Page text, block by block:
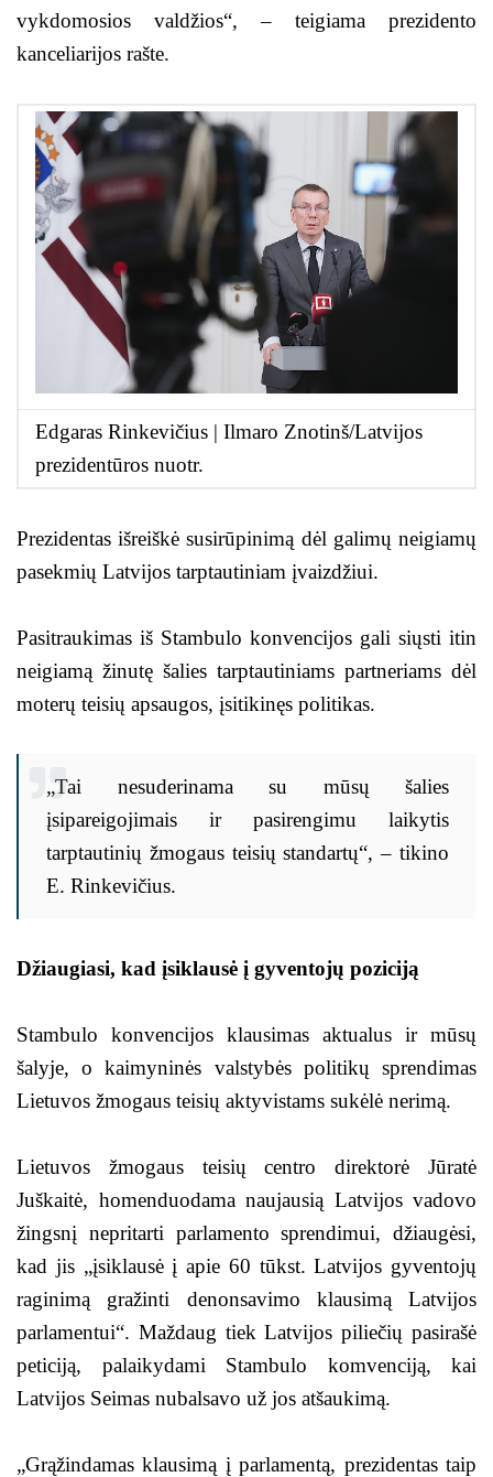
vykdomosios valdžios“, – teigiama prezidento
kanceliarijos rašte.
Edgaras Rinkevičius | Ilmaro Znotinš/Latvijos
prezidentūros nuotr.
Prezidentas išreiškė susirūpinimą dėl galimų neigiamų
pasekmių Latvijos tarptautiniam įvaizdžiui.
Pasitraukimas iš Stambulo konvencijos gali siųsti itin
neigiamą žinutę šalies tarptautiniams partneriams dėl
moterų teisių apsaugos, įsitikinęs politikas.
„Tai nesuderinama su mūsų šalies
įsipareigojimais ir pasirengimu laikytis
tarptautinių žmogaus teisių standartų“, – tikino
E. Rinkevičius.
Džiaugiasi, kad įsiklausė į gyventojų poziciją
Stambulo konvencijos klausimas aktualus ir mūsų
šalyje, o kaimyninės valstybės politikų sprendimas
Lietuvos žmogaus teisių aktyvistams sukėlė nerimą.
Lietuvos žmogaus teisių centro direktorė Jūratė
Juškaitė, homenduodama naujausią Latvijos vadovo
žingsnį nepritarti parlamento sprendimui, džiaugėsi,
kad jis „įsiklausė į apie 60 tūkst. Latvijos gyventojų
raginimą gražinti denonsavimo klausimą Latvijos
parlamentui“. Maždaug tiek Latvijos piliečių pasirašė
peticiją, palaikydami Stambulo komvenciją, kai
Latvijos Seimas nubalsavo už jos atšaukimą.
„Grąžindamas klausimą į parlamentą, prezidentas taip